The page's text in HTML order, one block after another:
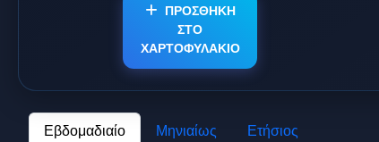
ΠΡΟΣΘΗΚΗ
ΣΤΟ
ΧΑΡΤΟΦΥΛΑΚΙΟ
Εβδομαδιαίο Μηνιαίως Ετήσιος